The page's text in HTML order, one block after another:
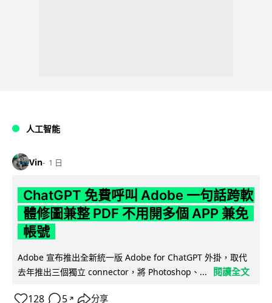
人工智能
Vin 1 日
ChatGPT 免費呼叫 Adobe 一句話跨軟
體修圖兼整 PDF 不用開多個 APP 兼免
帳號
Adobe 宣布推出全新統一版 Adobe for ChatGPT 外掛，取代
去年推出三個獨立 connector，將 Photoshop、...
閱讀全文
128 5 ↗ 分享